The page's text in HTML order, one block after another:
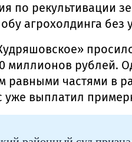
по рекультивации
агрохолдинга без
миллионов рублей.
равными частями в
выплатил